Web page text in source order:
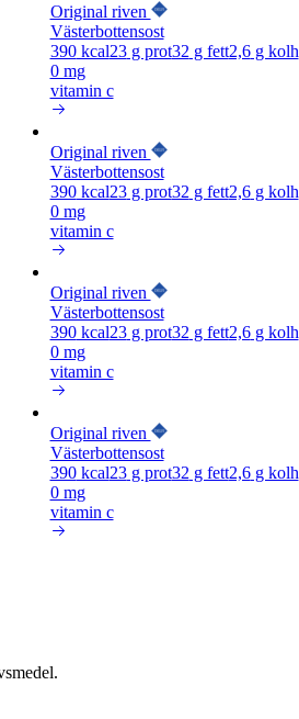
Original riven
Västerbottensost
390kcal23g prot32 g fett2,6g kolh
0 mg
vitamin c
Original riven
Västerbottensost
390kcal23g prot32 g fett2,6g kolh
0 mg
vitamin c
Original riven
Västerbottensost
390kcal23g prot32 g fett2,6g kolh
0 mg
vitamin c
Original riven
Västerbottensost
390kcal23g prot32 g fett2,6g kolh
0 mg
vitamin c